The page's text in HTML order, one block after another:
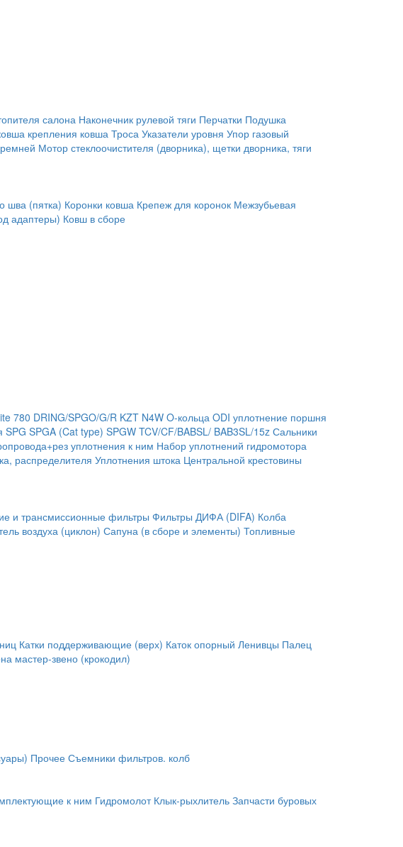
салона Наконечник рулевой тяги Перчатки Подушка
крепления ковшаТроса Указатели уровня Упор газовый
Мотор стеклоочистителя (дворника), щетки дворника, тяги
шва (пятка) Коронки ковша Крепеж для коронок Межзубьевая
адаптеры) Ковш в сборе
780 DRING/SPGO/G/R KZT N4W O-кольца ODI уплотнение поршня
SPG SPGA (Cat type) SPGW TCV/CF/BABSL/ BAB3SL/15z Сальники
уплотнения к ним Набор уплотнений гидромотора
распределителя Уплотнения штока Центральной крестовины
и трансмиссионные фильтры Фильтры ДИФА (DIFA) Колба
воздуха (циклон) Сапуна (в сборе и элементы) Топливные
Катки поддерживающие (верх) Каток опорный Ленивцы Палец
мастер-звено (крокодил)
Прочее Съемники фильтров. колб
к ним Гидромолот Клык-рыхлитель Запчасти буровых